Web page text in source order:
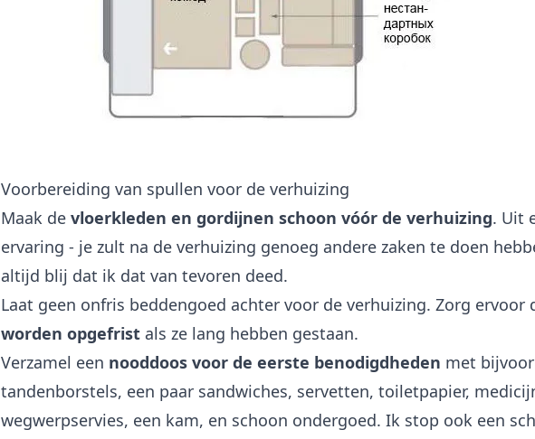
Voorbereiding van spullen voor de verhuizing
Maak de vloerkleden en gordijnen schoon vóór de verhuizing. Uit
ervaring - je zult na de verhuizing genoeg andere zaken te doen
altijd blij dat ik dat van tevoren deed.
Laat geen onfris beddengoed achter voor de verhuizing. Zorg ervoor
worden opgefrist als ze lang hebben gestaan.
Verzamel een nooddoos voor de eerste benodigdheden met
tandenborstels, een paar sandwiches, servetten, toiletpapier,
wegwerpservies, een kam, en schoon ondergoed. Ik stop ook een